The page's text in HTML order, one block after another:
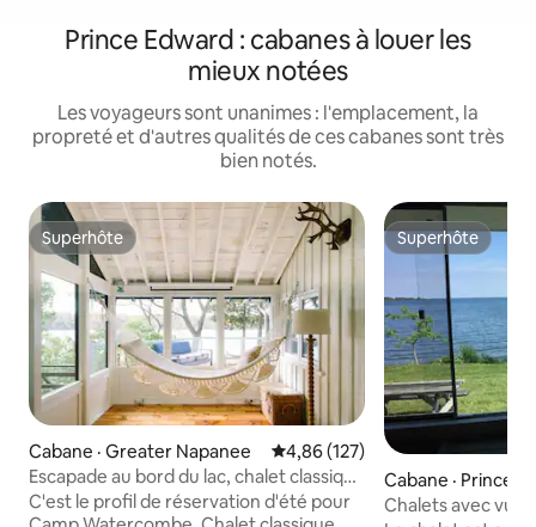
Prince Edward : cabanes à louer les
mieux notées
Les voyageurs sont unanimes : l'emplacement, la
propreté et d'autres qualités de ces cabanes sont très
bien notés.
Superhôte
Superhôte
Cabane · Greater Napanee Note moyenne de 4,86 sur 5,
4,86 (127)
Escapade au bord du lac, chalet classique
des années 1920 avec plage
C'est le profil de réservation d'été pour
Superhôte
Superhôte
Cabane · Prince
Chalets avec vue